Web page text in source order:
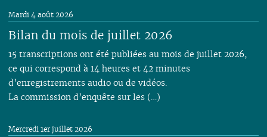
02
01
01
01
01
01
01
01
01
03
02
01
03
02
01
02
03
03
02
01
Bilan du mois de juillet 2026
Mardi 4 août 2026
15 transcriptions ont été publiées au mois de juillet 2026,
ce qui correspond à 14 heures et 42 minutes
d’enregistrements audio ou de vidéos.
La commission d’enquête sur les (…)
Mercredi 1er juillet 2026